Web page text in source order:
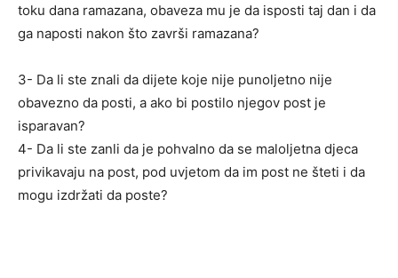
toku dana ramazana, obaveza mu je da isposti taj dan i da
ga naposti nakon što završi ramazana?
3- Da li ste znali da dijete koje nije punoljetno nije
obavezno da posti, a ako bi postilo njegov post je
isparavan?
4- Da li ste zanli da je pohvalno da se maloljetna djeca
privikavaju na post, pod uvjetom da im post ne šteti i da
mogu izdržati da poste?